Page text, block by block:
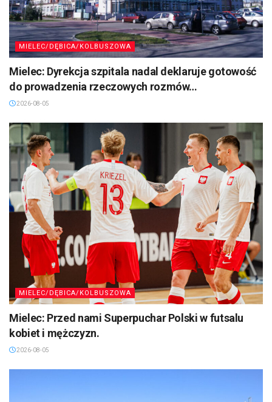
MIELEC/DĘBICA/KOLBUSZOWA
Mielec: Dyrekcja szpitala nadal deklaruje gotowość
do prowadzenia rzeczowych rozmów…
2026-08-05
MIELEC/DĘBICA/KOLBUSZOWA
Mielec: Przed nami Superpuchar Polski w futsalu
kobiet i mężczyzn.
2026-08-05